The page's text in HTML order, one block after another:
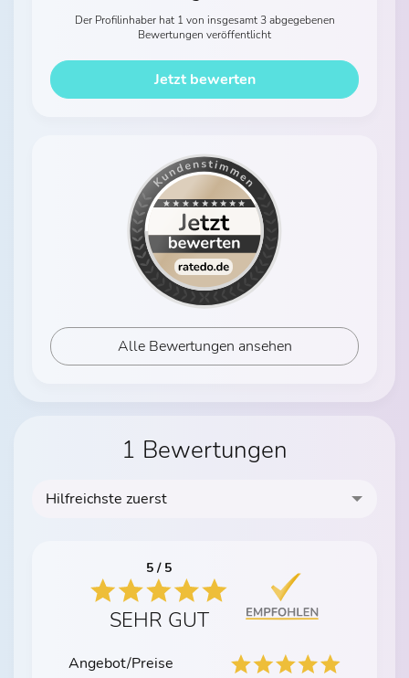
Der Profilinhaber hat 1 von insgesamt 3 abgegebenen
Bewertungen veröffentlicht
Jetzt bewerten
Alle Bewertungen ansehen
1 Bewertungen
Hilfreichste zuerst
5 / 5
SEHR GUT
Angebot/Preise